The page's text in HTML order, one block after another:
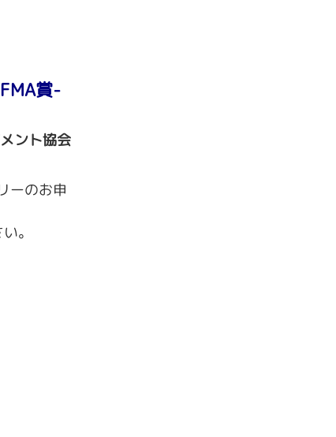
賞-
ント協会
ーのお申
。